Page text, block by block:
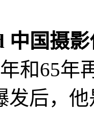
中国摄
和65年
发后，